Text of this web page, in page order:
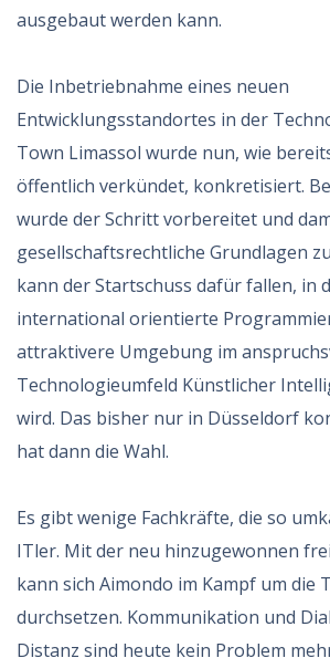
ausgebaut werden kann.
Die Inbetriebnahme eines neuen
Entwicklungsstandortes in der
Town Limassol wurde nun, wie
öffentlich verkündet, konkretisiert.
wurde der Schritt vorbereitet und
gesellschaftsrechtliche Grundlagen
kann der Startschuss dafür fallen, in
international orientierte
attraktivere Umgebung im
Technologieumfeld Künstlicher
wird. Das bisher nur in Düsseldorf
hat dann die Wahl.
Es gibt wenige Fachkräfte, die so
ITler. Mit der neu hinzugewonnen
kann sich Aimondo im Kampf um die
durchsetzen. Kommunikation und
Distanz sind heute kein Problem